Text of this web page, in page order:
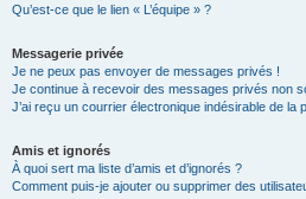
Qu’est-ce que le lien « L’équipe » ?
Messagerie privée
Je ne peux pas envoyer de messages privés !
Je continue à recevoir des messages privés non
J’ai reçu un courrier électronique indésirable de la
Amis et ignorés
À quoi sert ma liste d’amis et d’ignorés ?
Comment puis-je ajouter ou supprimer des